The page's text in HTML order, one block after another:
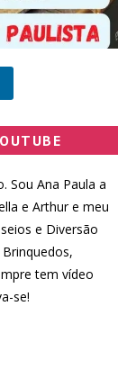
Sou Ana Paula a
e Arthur e meu
e Diversão
tem vídeo
se!